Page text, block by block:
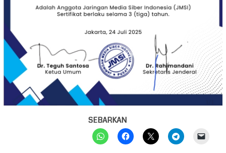
SEBARKAN